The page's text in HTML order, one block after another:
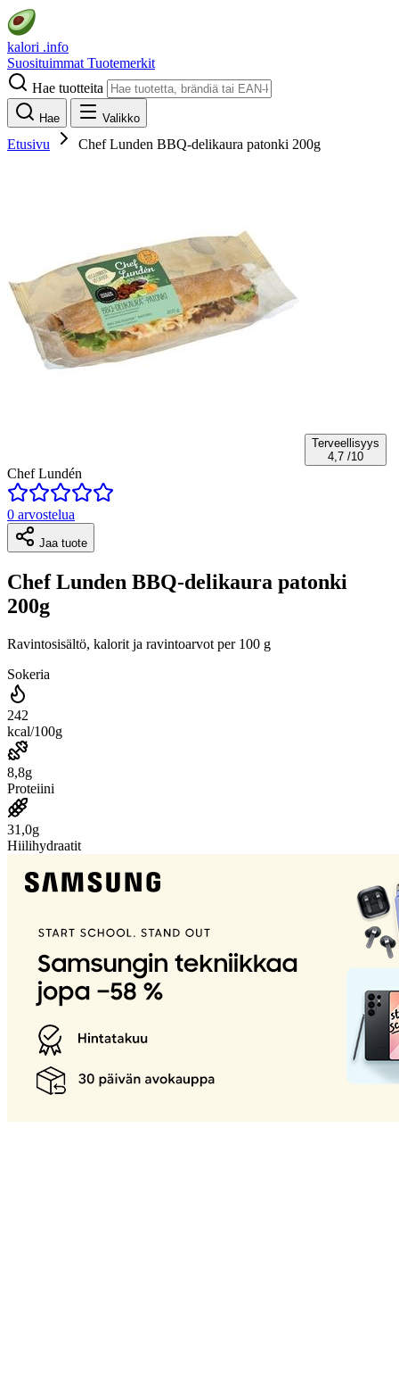
kalori .info
Suosituimmat Tuotemerkit
Hae tuotteita
Hae Valikko
Etusivu Chef Lunden BBQ-delikaura patonki 200g
Terveellisyys
4,7 /10
Chef Lundén
0 arvostelua
Jaa tuote
Chef Lunden BBQ-delikaura patonki
200g
Ravintosisältö, kalorit ja ravintoarvot per 100 g
Sokeria
242
kcal/100g
8,8g
Proteiini
31,0g
Hiilihydraatit